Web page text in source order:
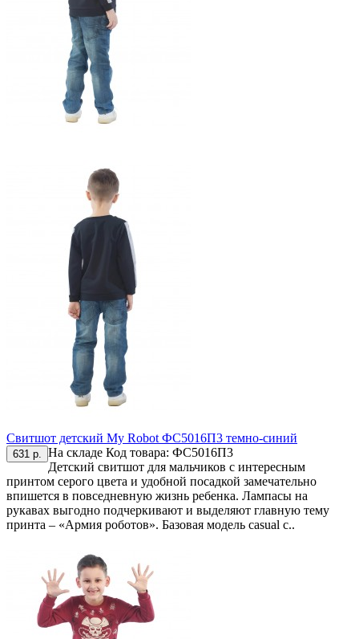
Свитшот детский My Robot ФС5016П3 темно-синий
631 р. На складе Код товара: ФС5016П3
Детский свитшот для мальчиков с интересным
принтом серого цвета и удобной посадкой замечательно
впишется в повседневную жизнь ребенка. Лампасы на
рукавах выгодно подчеркивают и выделяют главную тему
принта – «Армия роботов». Базовая модель casual с..